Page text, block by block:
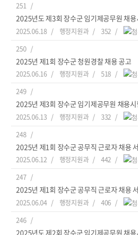
251
2025년도 제3회 장수군 임기제공무원 채
2025.06.18 행정지원과
352
250
2025년 제1회 장수군 청원경찰 채용 공고
2025.06.16 행정지원과
518
249
2025년 제3회 장수군 임기제공무원 채용
2025.06.13 행정지원과
332
248
2025년 제1회 장수군 공무직 근로자 채용 서
2025.06.12 행정지원과
442
247
2025년 제1회 장수군 공무직 근로자 채용
2025.06.04 행정지원과
406
246
2025년도 제2회 장수군 임기제공무원 채용